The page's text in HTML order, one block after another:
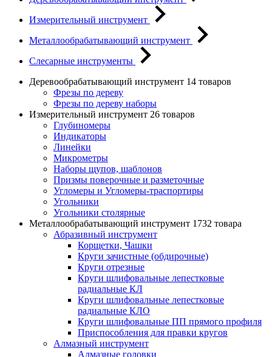
Измерительный инструмент
Металлообрабатывающий инструмент
Слесарные инструменты
Деревообрабатывающий инструмент 14 товаров
Фрезы по дереву
Фрезы по дереву наборы
Измерительный инструмент 26 товаров
Глубиномеры
Индикаторы
Линейки
Микрометры
Наборы щупов, шаблонов
Призмы поверочные и разметочные
Угломеры и Угломеры-траспортиры
Угольники
Угольники столярные
Металлообрабатывающий инструмент 1732 товара
Абразивный инструмент
Корщетки, Чашки
Круги зачистные (обдирочные)
Круги отрезные
Круги шлифовальные лепестковые
радиальные КЛ
Круги шлифовальные лепестковые
радиальные КЛО
Круги шлифовальные ПП прямого профиля
Приспособления для правки кругов
Алмазный инструмент
Алмазные головки